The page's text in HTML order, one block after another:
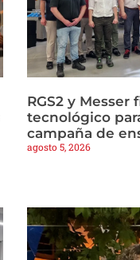
RGS2 y
tecnológico
campaña de
agosto 5, 2026